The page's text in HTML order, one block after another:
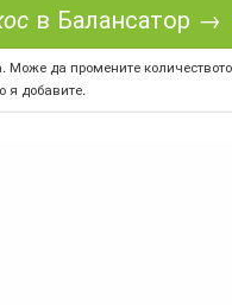
в Балансатор →
Може да промените количеството
я добавите.